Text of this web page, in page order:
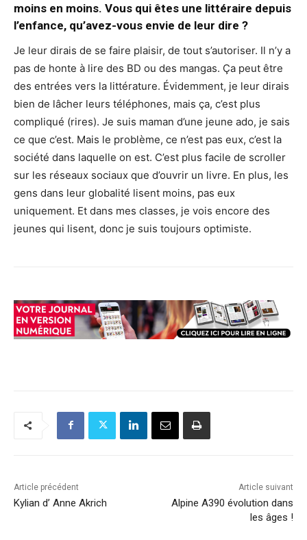
moins en moins. Vous qui êtes une littéraire depuis
l’enfance, qu’avez-vous envie de leur dire ?
Je leur dirais de se faire plaisir, de tout s’autoriser. Il n’y a
pas de honte à lire des BD ou des mangas. Ça peut être
des entrées vers la littérature. Évidemment, je leur dirais
bien de lâcher leurs téléphones, mais ça, c’est plus
compliqué (rires). Je suis maman d’une jeune ado, je sais
ce que c’est. Mais le problème, ce n’est pas eux, c’est la
société dans laquelle on est. C’est plus facile de scroller
sur les réseaux sociaux que d’ouvrir un livre. En plus, les
gens dans leur globalité lisent moins, pas eux
uniquement. Et dans mes classes, je vois encore des
jeunes qui lisent, donc je suis toujours optimiste.
Article précédent
Kylian d’ Anne Akrich
Article suivant
Alpine A390 évolution dans
les âges !